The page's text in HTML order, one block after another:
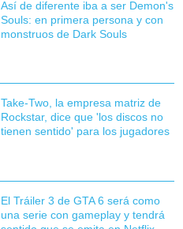
Así de diferente iba a ser Demon's
Souls: en primera persona y con
monstruos de Dark Souls
Take-Two, la empresa matriz de
Rockstar, dice que 'los discos no
tienen sentido' para los jugadores
El Tráiler 3 de GTA 6 será como
una serie con gameplay y tendrá